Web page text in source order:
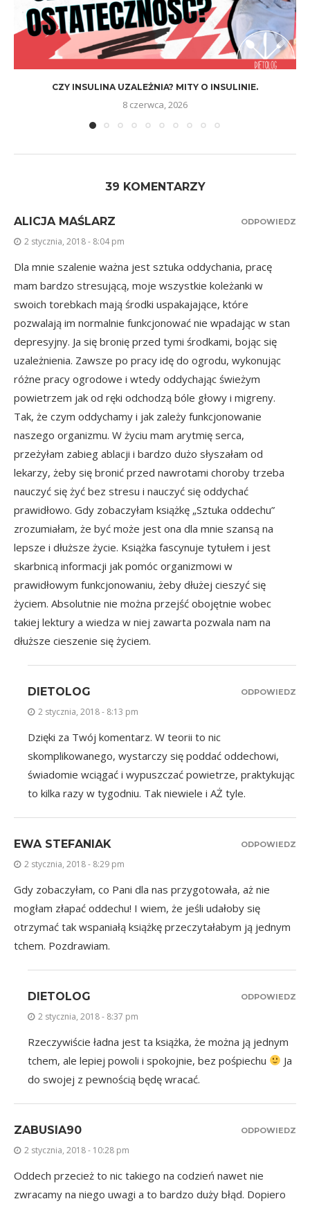
CZY INSULINA UZALEŻNIA? MITY O INSULINIE.
8 czerwca, 2026
39 KOMENTARZY
ALICJA MAŚLARZ
2 stycznia, 2018 - 8:04 pm
Dla mnie szalenie ważna jest sztuka oddychania, pracę
mam bardzo stresującą, moje wszystkie koleżanki w
swoich torebkach mają środki uspakajające, które
pozwalają im normalnie funkcjonować nie wpadając w stan
depresyjny. Ja się bronię przed tymi środkami, bojąc się
uzależnienia. Zawsze po pracy idę do ogrodu, wykonując
różne pracy ogrodowe i wtedy oddychając świeżym
powietrzem jak od ręki odchodzą bóle głowy i migreny.
Tak, że czym oddychamy i jak zależy funkcjonowanie
naszego organizmu. W życiu mam arytmię serca,
przeżyłam zabieg ablacji i bardzo dużo słyszałam od
lekarzy, żeby się bronić przed nawrotami choroby trzeba
nauczyć się żyć bez stresu i nauczyć się oddychać
prawidłowo. Gdy zobaczyłam książkę „Sztuka oddechu”
zrozumiałam, że być może jest ona dla mnie szansą na
lepsze i dłuższe życie. Książka fascynuje tytułem i jest
skarbnicą informacji jak pomóc organizmowi w
prawidłowym funkcjonowaniu, żeby dłużej cieszyć się
życiem. Absolutnie nie można przejść obojętnie wobec
takiej lektury a wiedza w niej zawarta pozwala nam na
dłuższe cieszenie się życiem.
ODPOWIEDZ
DIETOLOG
2 stycznia, 2018 - 8:13 pm
Dzięki za Twój komentarz. W teorii to nic
skomplikowanego, wystarczy się poddać oddechowi,
świadomie wciągać i wypuszczać powietrze, praktykując
to kilka razy w tygodniu. Tak niewiele i AŻ tyle.
ODPOWIEDZ
EWA STEFANIAK
2 stycznia, 2018 - 8:29 pm
Gdy zobaczyłam, co Pani dla nas przygotowała, aż nie
mogłam złapać oddechu! I wiem, że jeśli udałoby się
otrzymać tak wspaniałą książkę przeczytałabym ją jednym
tchem. Pozdrawiam.
ODPOWIEDZ
DIETOLOG
2 stycznia, 2018 - 8:37 pm
Rzeczywiście ładna jest ta książka, że można ją jednym
tchem, ale lepiej powoli i spokojnie, bez pośpiechu
Ja
do swojej z pewnością będę wracać.
ODPOWIEDZ
ZABUSIA90
2 stycznia, 2018 - 10:28 pm
Oddech przecież to nic takiego na codzień nawet nie
zwracamy na niego uwagi a to bardzo duży błąd. Dopiero
ODPOWIEDZ